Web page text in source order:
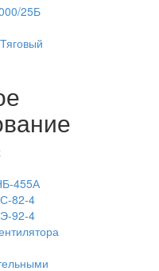
25Б
455А
82-4
92-4